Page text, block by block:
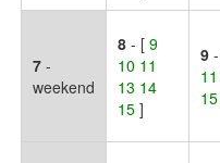
7 -
weekend
8 - [9
10 11
13 14
15]
9